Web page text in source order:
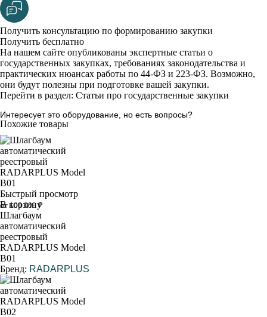
Получить консультацию по формированию закупки
Получить бесплатно
На нашем сайте опубликованы экспертные статьи о
государственных закупках, требованиях законодательства и
практических нюансах работы по 44-ФЗ и 223-ФЗ. Возможно,
они будут полезны при подготовке вашей закупки.
Перейти в раздел: Статьи про государственные закупки
Интересует это оборудование, но есть вопросы?
Похожие товары
Быстрый просмотр
В корзину
от 100 000 ₽
Шлагбаум
автоматический
реестровый
RADARPLUS Model
B01
Бренд: RADARPLUS